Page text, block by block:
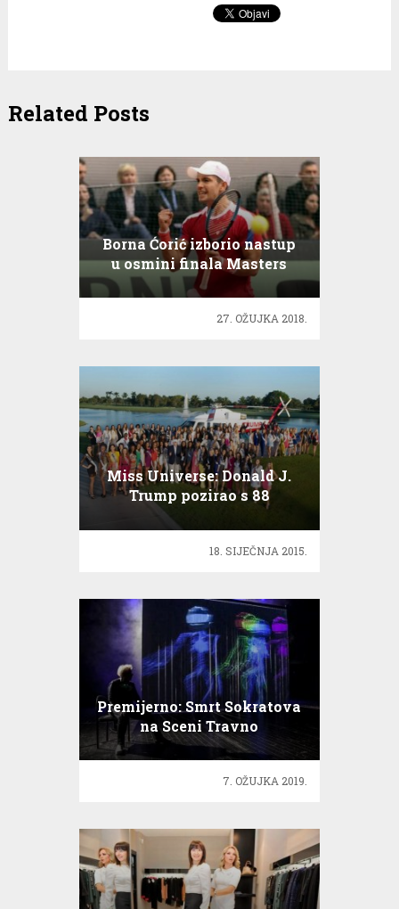
Related Posts
Borna Ćorić izborio nastup
u osmini finala Masters
Serije
27. OŽUJKA 2018.
Miss Universe: Donald J.
Trump pozirao s 88
ljepotica!
18. SIJEČNJA 2015.
Premijerno: Smrt Sokratova
na Sceni Travno
7. OŽUJKA 2019.